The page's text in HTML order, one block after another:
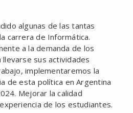
algunas de las tantas
carrera de Informática.
a la demanda de los
sus actividades
implementaremos la
de esta política en Argentina
Mejorar la calidad
de los estudiantes.